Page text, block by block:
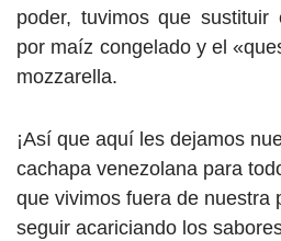
poder, tuvimos que
por maíz congelado y el
mozzarella.
¡Así que aquí les dejamos
cachapa venezolana para
que vivimos fuera de nuestra
seguir acariciando los